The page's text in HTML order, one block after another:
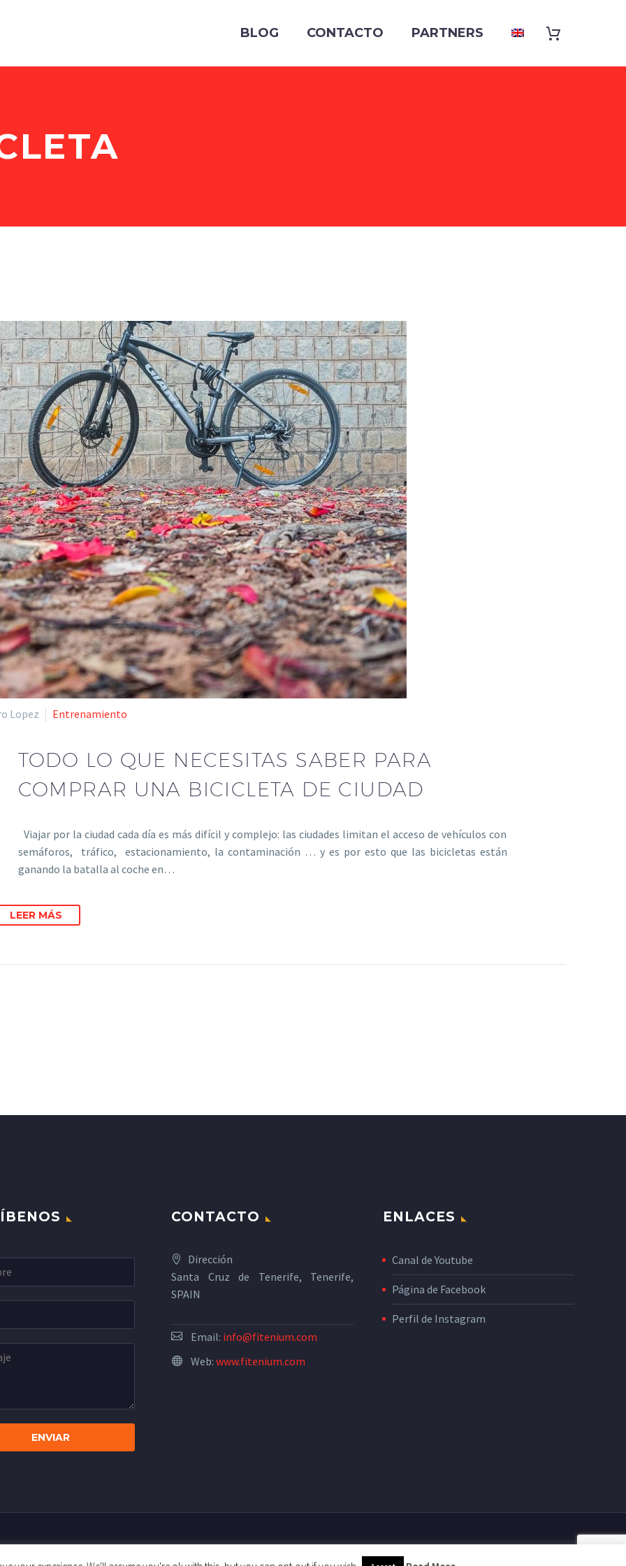
BLOG CONTACTO PARTNERS
Lopez Entrenamiento
TODO LO QUE NECESITAS SABER PARA
COMPRAR UNA BICICLETA DE CIUDAD
Viajar por la ciudad cada día es más difícil y complejo: las ciudades limitan el acceso de vehículos con
semáforos, tráfico, estacionamiento, la contaminación … y es por esto que las bicicletas están
ganando la batalla al coche en…
LEER MÁS
CONTACTO
Dirección
Santa Cruz de Tenerife, Tenerife,
SPAIN
Email: info@fitenium.com
Web: www.fitenium.com
ENLACES
Canal de Youtube
Página de Facebook
Perfil de Instagram